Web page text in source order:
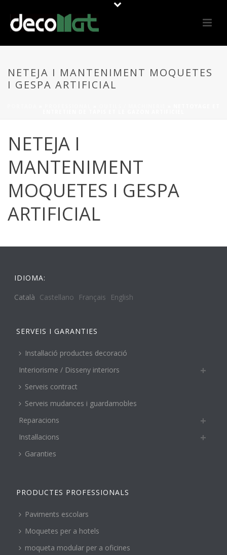
NETEJA I MANTENIMENT MOQUETES
I GESPA ARTIFICIAL
NETEJA I
MANTENIMENT
MOQUETES I GESPA
ARTIFICIAL
IDIOMA:
Català Castellano Français English
SERVEIS I GARANTIES
Instal·lació productes decoració
Interiorisme / Disseny interiors
Serveis contract
Serveis mudances i guardamobles
Reparacions
Instal·lacions
Garanties
PRODUCTES PROFESSIONALS
Paviments escolars
Moquetes per a hotels
moqueta modular per a oficines